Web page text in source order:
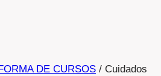
DE CURSOS / Cuidados